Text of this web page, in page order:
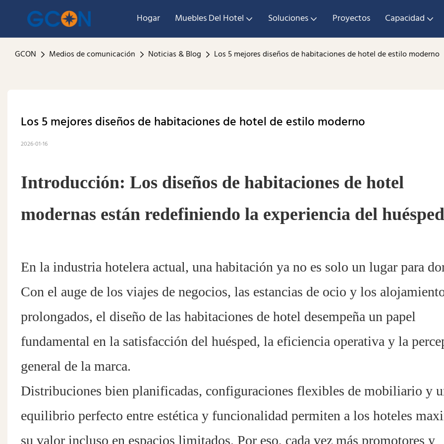
Hogar Muebles Del Hotel Soluciones Proyectos Capacidad
GCON Medios de comunicación Noticias & Blog Los 5 mejores diseños de habitaciones de hotel de estilo moderno
Los 5 mejores diseños de habitaciones de hotel de estilo moderno
2026-01-16
Introducción: Los diseños de habitaciones de hotel
modernas están redefiniendo la experiencia del huésped
En la industria hotelera actual, una habitación ya no es solo un lugar para
Con el auge de los viajes de negocios, las estancias de ocio y los
prolongados, el diseño de las habitaciones de hotel desempeña un papel
fundamental en la satisfacción del huésped, la eficiencia operativa y la
general de la marca.
Distribuciones bien planificadas, configuraciones flexibles de mobiliario y
equilibrio perfecto entre estética y funcionalidad permiten a los hoteles
su valor incluso en espacios limitados. Por eso, cada vez más promotores y